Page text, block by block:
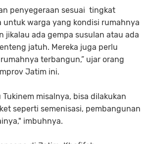
penyegeraan sesuai tingkat
untuk warga yang kondisi rumahnya
jikalau ada gempa susulan atau ada
jatuh. Mereka juga perlu
terbangun,” ujar orang
Jatim ini.
misalnya, bisa dilakukan
seperti semenisasi, pembangunan
imbuhnya.